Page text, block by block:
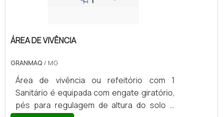
ÁREA DE VIVÊNCIA
GRANMAQ / MG
Área de vivência ou refeitório com 1
Sanitário é equipada com engate giratório,
pés para regulagem de altura do solo e